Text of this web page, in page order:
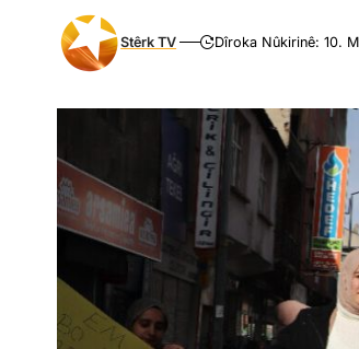
Stêrk TV Dîroka Nûkirinê: 10.